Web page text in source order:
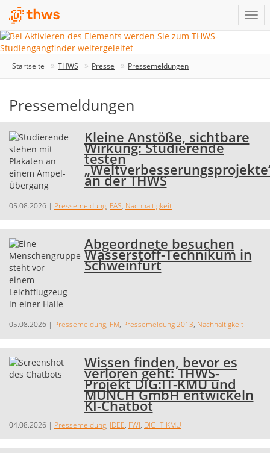
Startseite THWS Presse Pressemeldungen
Pressemeldungen
Kleine Anstöße, sichtbare
Wirkung: Studierende
testen
an der THWS
05.08.2026 | Pressemeldung, FAS, Nachhaltigkeit
Abgeordnete besuchen
Wasserstoff-Technikum in
Schweinfurt
05.08.2026 | Pressemeldung, FM, Pressemeldung 2013, Nachhaltigkeit
Wissen finden, bevor es
verloren geht: THWS-
Projekt DIG:IT-KMU und
MÜNCH GmbH entwickeln
KI-Chatbot
04.08.2026 | Pressemeldung, IDEE, FWI, DIG:IT-KMU